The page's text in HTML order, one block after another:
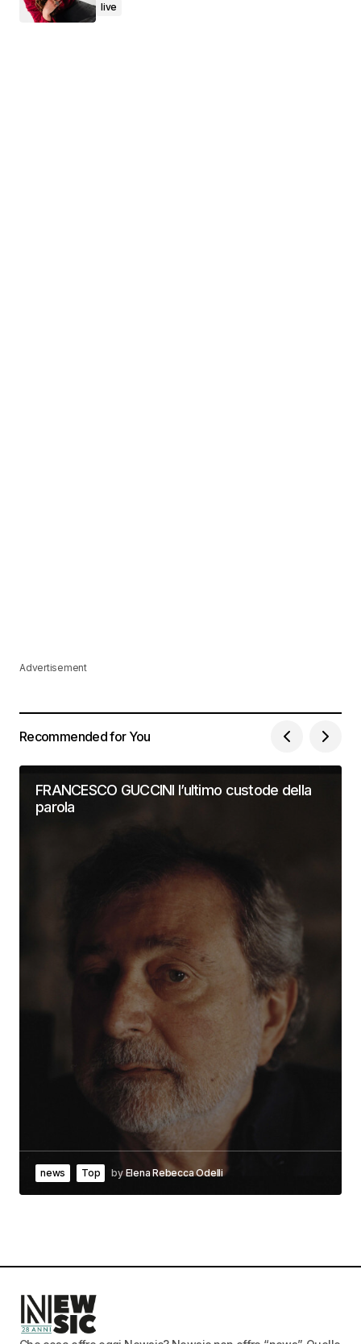
live
Advertisement
Recommended for You
FRANCESCO GUCCINI l’ultimo custode della
parola
news Top by Elena Rebecca Odelli